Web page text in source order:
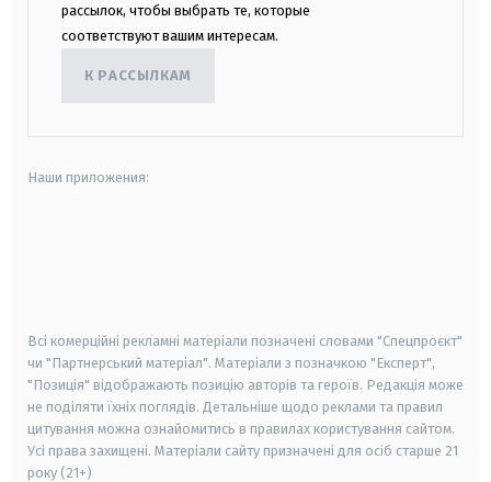
рассылок, чтобы выбрать те, которые
соответствуют вашим интересам.
К РАССЫЛКАМ
Наши приложения:
Всі комерційні рекламні матеріали позначені словами "Спецпроєкт"
чи "Партнерський матеріал". Матеріали з позначкою "Експерт",
"Позиція" відображають позицію авторів та героїв. Редакція може
не поділяти їхніх поглядів. Детальніше щодо реклами та правил
цитування можна ознайомитись в правилах користування сайтом.
Усі права захищені. Матеріали сайту призначені для осіб старше 21
року (21+)